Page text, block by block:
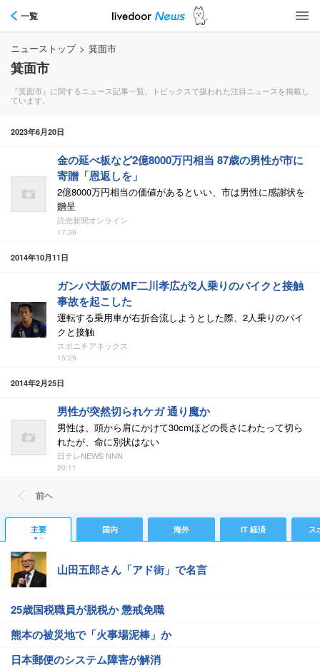
一覧
ニューストップ > 箕面市
箕面市
『箕面市』に関するニュース記事一覧。トピックスで扱われた注目ニュースを掲載し
ています。
2023年6月20日
金の延べ板など2億8000万円相当 87歳の男性が市に
寄贈「恩返しを」
2億8000万円相当の価値があるといい、市は男性に感謝状を
贈呈
読売新聞オンライン
17:39
2014年10月11日
ガンバ大阪のMF二川孝広が2人乗りのバイクと接触
事故を起こした
運転する乗用車が右折合流しようとした際、2人乗りのバイ
クと接触
スポニチアネックス
15:29
2014年2月25日
男性が突然切られケガ 通り魔か
男性は、頭から肩にかけて30cmほどの長さにわたって切ら
れたが、命に別状はない
日テレNEWS NNN
20:11
前ヘ
主要 国内 海外 IT 経済 ス
山田五郎さん「アド街」で名言
25歳国税職員が脱税か 懲戒免職
熊本の被災地で「火事場泥棒」か
日本郵便のシステム障害が解消